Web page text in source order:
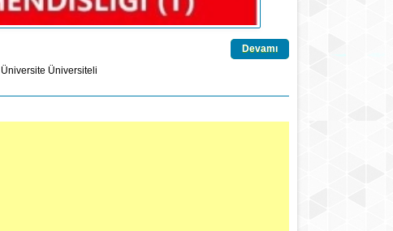
Devamı
Üniversite Üniversiteli